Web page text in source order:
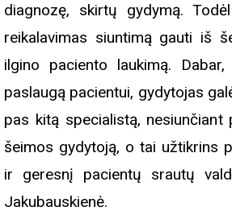
diagnozę, skirtų gydymą.
reikalavimas siuntimą gauti iš
ilgino paciento laukimą.
paslaugą pacientui, gydytojas
pas kitą specialistą, nesiunčiant
šeimos gydytoją, o tai užtikrins
ir geresnį pacientų srautų
Jakubauskienė.